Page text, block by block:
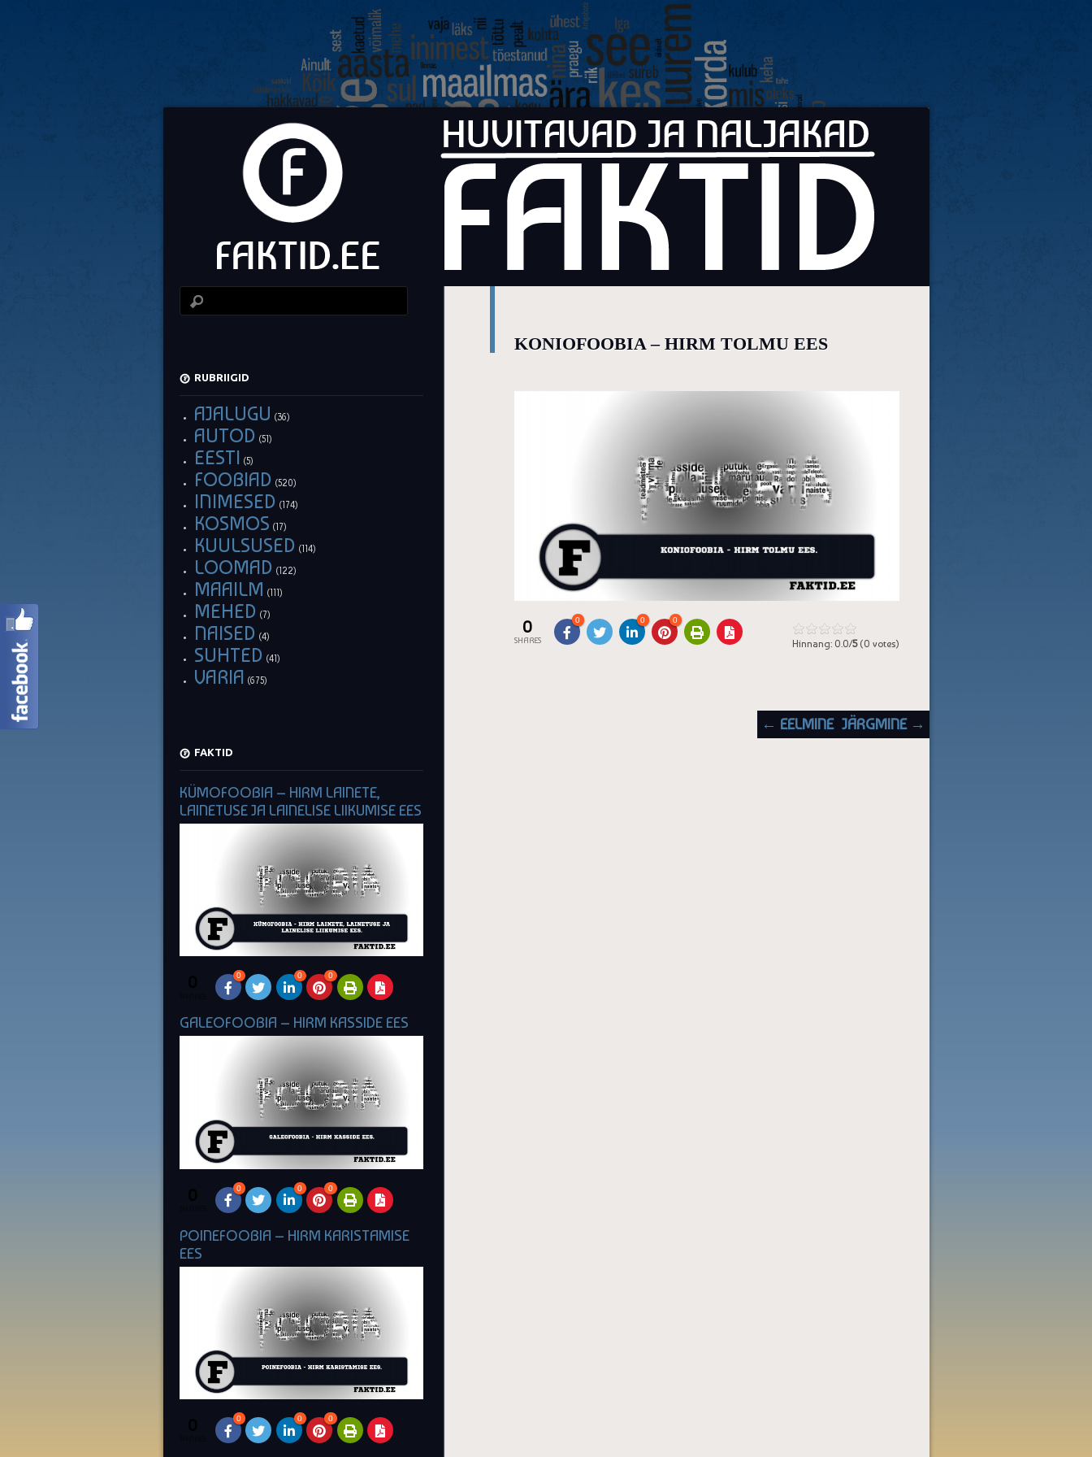
Faktid
Huvitavad ja naljakad faktid elust
KONIOFOOBIA – HIRM TOLMU EES
Hinnang: 0.0/5(0 votes)
0
SHARES
0 0 0
POST NAVIGATION
← EELMINE JÄRGMINE →
RUBRIIGID
AJALUGU (36)
AUTOD (51)
EESTI (5)
FOOBIAD (520)
INIMESED (174)
KOSMOS (17)
KUULSUSED (114)
LOOMAD (122)
MAAILM (111)
MEHED (7)
NAISED (4)
SUHTED (41)
VARIA (675)
FAKTID
KÜMOFOOBIA – HIRM LAINETE,
LAINETUSE JA LAINELISE LIIKUMISE EES
0 0 0 0
GALEOFOOBIA – HIRM KASSIDE EES
0 0 0 0
POINEFOOBIA – HIRM KARISTAMISE
EES
0 0 0 0